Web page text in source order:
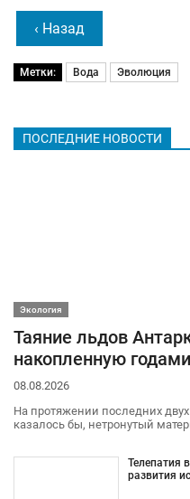
‹ Назад
Метки: Вода Эволюция
ПОСЛЕДНИЕ НОВОСТИ
Экология
Таяние льдов
накопленную
08.08.2026
На протяжении последних
казалось бы, нетронутый
Телепатия
развития